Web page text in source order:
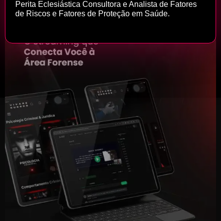
Perita Eclesiástica Consultora e Analista de Fatores
de Riscos e Fatores de Proteção em Saúde.